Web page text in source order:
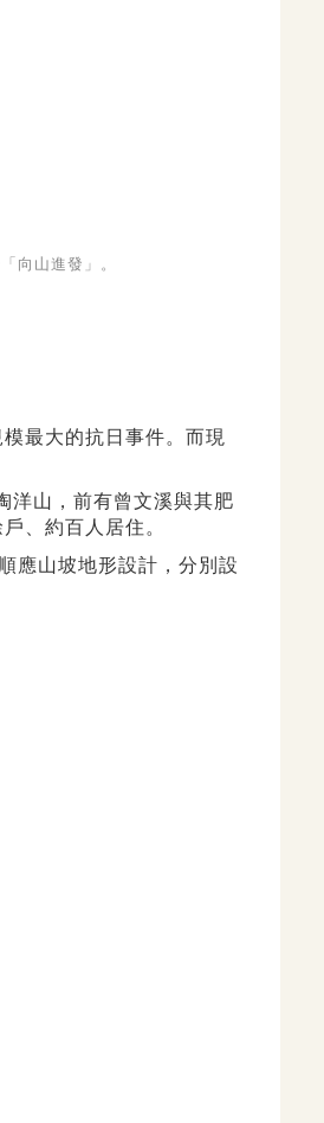
向山進發」。
最大的抗日事件。而現
洋山，前有曾文溪與其肥
、約百人居住。
應山坡地形設計，分別設